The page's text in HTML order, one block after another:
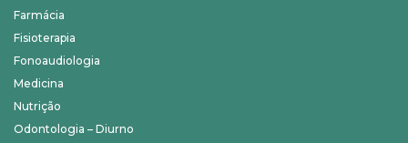
Farmácia
Fisioterapia
Fonoaudiologia
Medicina
Nutrição
Odontologia – Diurno